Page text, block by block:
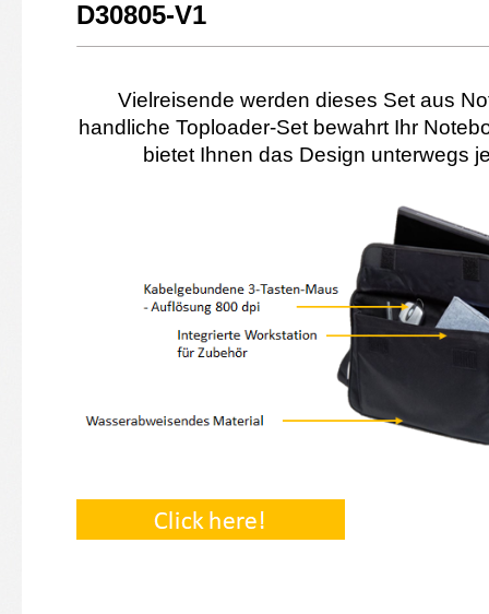
D30805-V1
Vielreisende werden dieses Set aus
handliche Toploader-Set bewahrt Ihr
bietet Ihnen das Design unterwegs